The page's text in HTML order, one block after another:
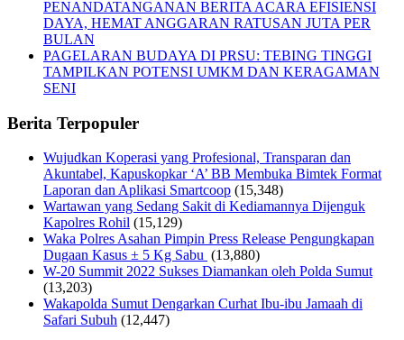
PENANDATANGANAN BERITA ACARA EFISIENSI
DAYA, HEMAT ANGGARAN RATUSAN JUTA PER
BULAN
PAGELARAN BUDAYA DI PRSU: TEBING TINGGI
TAMPILKAN POTENSI UMKM DAN KERAGAMAN
SENI
Berita Terpopuler
Wujudkan Koperasi yang Profesional, Transparan dan
Akuntabel, Kapuskopkar ‘A’ BB Membuka Bimtek Format
Laporan dan Aplikasi Smartcoop (15,348)
Wartawan yang Sedang Sakit di Kediamannya Dijenguk
Kapolres Rohil (15,129)
Waka Polres Asahan Pimpin Press Release Pengungkapan
Dugaan Kasus ± 5 Kg Sabu (13,880)
W-20 Summit 2022 Sukses Diamankan oleh Polda Sumut
(13,203)
Wakapolda Sumut Dengarkan Curhat Ibu-ibu Jamaah di
Safari Subuh (12,447)